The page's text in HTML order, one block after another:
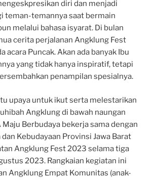
diri dan menjadi
teman-temannya saat bermain
melalui bahasa isyarat. Di bulan
cerita perjalanan Angklung Fest
acara Puncak. Akan ada banyak Ibu
yang tidak hanya inspiratif, tetapi
penampilan spesialnya.
upaya untuk ikut serta melestarikan
Angklung di bawah naungan
Maju Berbudaya bekerja sama dengan
Kebudayaan Provinsi Jawa Barat
Angklung Fest 2023 selama tiga
2023. Rangkaian kegiatan ini
Angklung Empat Komunitas (anak-